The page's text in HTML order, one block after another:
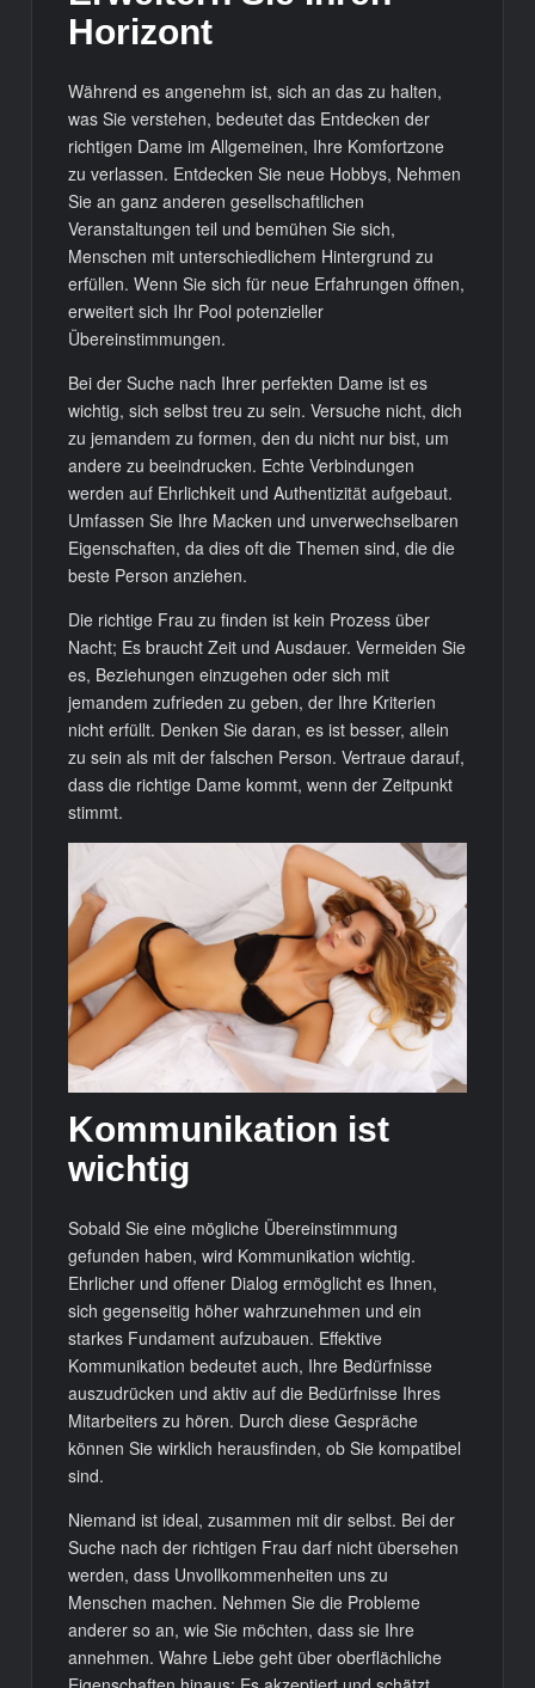
Horizont
Während es angenehm ist, sich an das zu halten,
was Sie verstehen, bedeutet das Entdecken der
richtigen Dame im Allgemeinen, Ihre Komfortzone
zu verlassen. Entdecken Sie neue Hobbys, Nehmen
Sie an ganz anderen gesellschaftlichen
Veranstaltungen teil und bemühen Sie sich,
Menschen mit unterschiedlichem Hintergrund zu
erfüllen. Wenn Sie sich für neue Erfahrungen öffnen,
erweitert sich Ihr Pool potenzieller
Übereinstimmungen.
Bei der Suche nach Ihrer perfekten Dame ist es
wichtig, sich selbst treu zu sein. Versuche nicht, dich
zu jemandem zu formen, den du nicht nur bist, um
andere zu beeindrucken. Echte Verbindungen
werden auf Ehrlichkeit und Authentizität aufgebaut.
Umfassen Sie Ihre Macken und unverwechselbaren
Eigenschaften, da dies oft die Themen sind, die die
beste Person anziehen.
Die richtige Frau zu finden ist kein Prozess über
Nacht; Es braucht Zeit und Ausdauer. Vermeiden Sie
es, Beziehungen einzugehen oder sich mit
jemandem zufrieden zu geben, der Ihre Kriterien
nicht erfüllt. Denken Sie daran, es ist besser, allein
zu sein als mit der falschen Person. Vertraue darauf,
dass die richtige Dame kommt, wenn der Zeitpunkt
stimmt.
Kommunikation ist
wichtig
Sobald Sie eine mögliche Übereinstimmung
gefunden haben, wird Kommunikation wichtig.
Ehrlicher und offener Dialog ermöglicht es Ihnen,
sich gegenseitig höher wahrzunehmen und ein
starkes Fundament aufzubauen. Effektive
Kommunikation bedeutet auch, Ihre Bedürfnisse
auszudrücken und aktiv auf die Bedürfnisse Ihres
Mitarbeiters zu hören. Durch diese Gespräche
können Sie wirklich herausfinden, ob Sie kompatibel
sind.
Niemand ist ideal, zusammen mit dir selbst. Bei der
Suche nach der richtigen Frau darf nicht übersehen
werden, dass Unvollkommenheiten uns zu
Menschen machen. Nehmen Sie die Probleme
anderer so an, wie Sie möchten, dass sie Ihre
annehmen. Wahre Liebe geht über oberflächliche